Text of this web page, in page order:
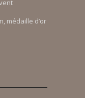
médaille d’or